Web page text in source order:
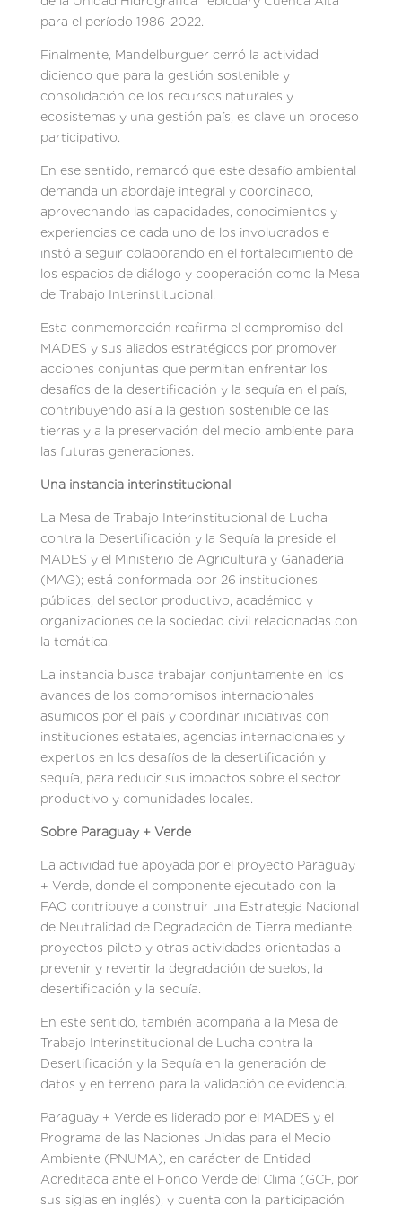
para el período 1986-2022.
Finalmente, Mandelburguer cerró la actividad
diciendo que para la gestión sostenible y
consolidación de los recursos naturales y
ecosistemas y una gestión país, es clave un proceso
participativo.
En ese sentido, remarcó que este desafío ambiental
demanda un abordaje integral y coordinado,
aprovechando las capacidades, conocimientos y
experiencias de cada uno de los involucrados e
instó a seguir colaborando en el fortalecimiento de
los espacios de diálogo y cooperación como la Mesa
de Trabajo Interinstitucional.
Esta conmemoración reafirma el compromiso del
MADES y sus aliados estratégicos por promover
acciones conjuntas que permitan enfrentar los
desafíos de la desertificación y la sequía en el país,
contribuyendo así a la gestión sostenible de las
tierras y a la preservación del medio ambiente para
las futuras generaciones.
Una instancia interinstitucional
La Mesa de Trabajo Interinstitucional de Lucha
contra la Desertificación y la Sequía la preside el
MADES y el Ministerio de Agricultura y Ganadería
(MAG); está conformada por 26 instituciones
públicas, del sector productivo, académico y
organizaciones de la sociedad civil relacionadas con
la temática.
La instancia busca trabajar conjuntamente en los
avances de los compromisos internacionales
asumidos por el país y coordinar iniciativas con
instituciones estatales, agencias internacionales y
expertos en los desafíos de la desertificación y
sequía, para reducir sus impactos sobre el sector
productivo y comunidades locales.
Sobre Paraguay + Verde
La actividad fue apoyada por el proyecto Paraguay
+ Verde, donde el componente ejecutado con la
FAO contribuye a construir una Estrategia Nacional
de Neutralidad de Degradación de Tierra mediante
proyectos piloto y otras actividades orientadas a
prevenir y revertir la degradación de suelos, la
desertificación y la sequía.
En este sentido, también acompaña a la Mesa de
Trabajo Interinstitucional de Lucha contra la
Desertificación y la Sequía en la generación de
datos y en terreno para la validación de evidencia.
Paraguay + Verde es liderado por el MADES y el
Programa de las Naciones Unidas para el Medio
Ambiente (PNUMA), en carácter de Entidad
Acreditada ante el Fondo Verde del Clima (GCF, por
sus siglas en inglés), y cuenta con la participación